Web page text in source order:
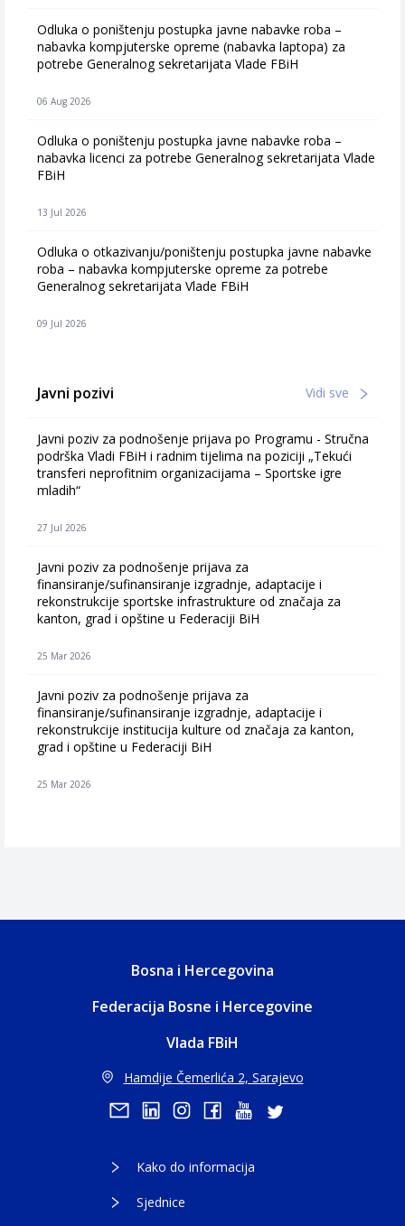
Odluka o poništenju postupka javne nabavke roba –
nabavka kompjuterske opreme (nabavka laptopa) za
potrebe Generalnog sekretarijata Vlade FBiH
06 Aug 2026
Odluka o poništenju postupka javne nabavke roba –
nabavka licenci za potrebe Generalnog sekretarijata Vlade
FBiH
13 Jul 2026
Odluka o otkazivanju/poništenju postupka javne nabavke
roba – nabavka kompjuterske opreme za potrebe
Generalnog sekretarijata Vlade FBiH
09 Jul 2026
Javni pozivi Vidi sve
Javni poziv za podnošenje prijava po Programu - Stručna
podrška Vladi FBiH i radnim tijelima na poziciji „Tekući
transferi neprofitnim organizacijama – Sportske igre
mladih“
27 Jul 2026
Javni poziv za podnošenje prijava za
finansiranje/sufinansiranje izgradnje, adaptacije i
rekonstrukcije sportske infrastrukture od značaja za
kanton, grad i opštine u Federaciji BiH
25 Mar 2026
Javni poziv za podnošenje prijava za
finansiranje/sufinansiranje izgradnje, adaptacije i
rekonstrukcije institucija kulture od značaja za kanton,
grad i opštine u Federaciji BiH
25 Mar 2026
Bosna i Hercegovina
Federacija Bosne i Hercegovine
Vlada FBiH
Hamdije Čemerlića 2, Sarajevo
Kako do informacija
Sjednice